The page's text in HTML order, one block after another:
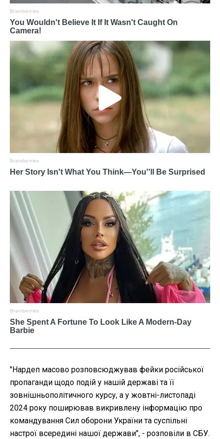
"Нардеп масово розповсюджував фейки російської
пропаганди щодо подій у нашій державі та її
зовнішньополітичного курсу, а у жовтні-листопаді
2024 року поширював викривлену інформацію про
командування Сил оборони України та суспільні
настрої всередині нашої держави", - розповіли в СБУ.